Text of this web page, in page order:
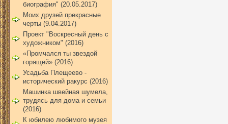
биография" (20.05.2017)
Моих друзей прекрасные
черты (9.04.2017)
Проект "Воскресный день с
художником" (2016)
«Промчался ты звездой
горящей» (2016)
Усадьба Плещеево -
исторический ракурс (2016)
Машинка швейная шумела,
трудясь для дома и семьи
(2016)
К юбилею любимого музея